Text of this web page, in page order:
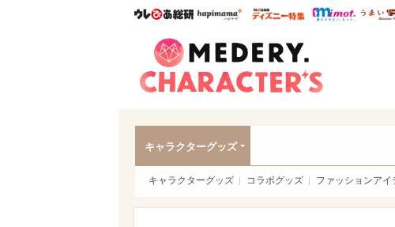
ウレぴあ総研ハピママ* ウレぴあ総研
mimot.
キャラクターグッズ
キャラクターグッズ コラボグッズ ファッションアイ